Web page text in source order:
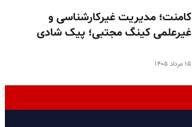
کامنت؛ مدیریت غیرکارشناسی و
غیرعلمی کینگ مجتبی؛ پیک شادی
۱۵ مرداد ۱۴۰۵